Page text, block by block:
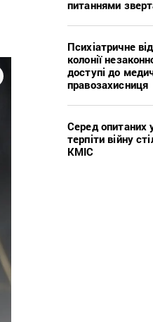
питаннями
Психіатричне
колонії
доступі до
правозахисниця
Серед опитаних
терпіти війну
КМІС